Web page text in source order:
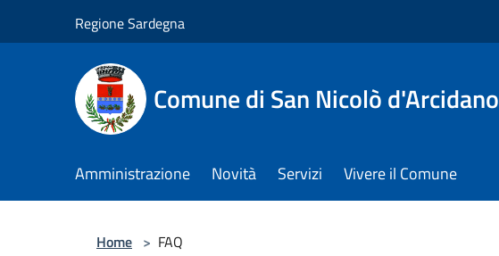
Regione Sardegna
Comune di San Nicolò d'Arcidano
Amministrazione Novità Servizi Vivere il Comune
Home > FAQ